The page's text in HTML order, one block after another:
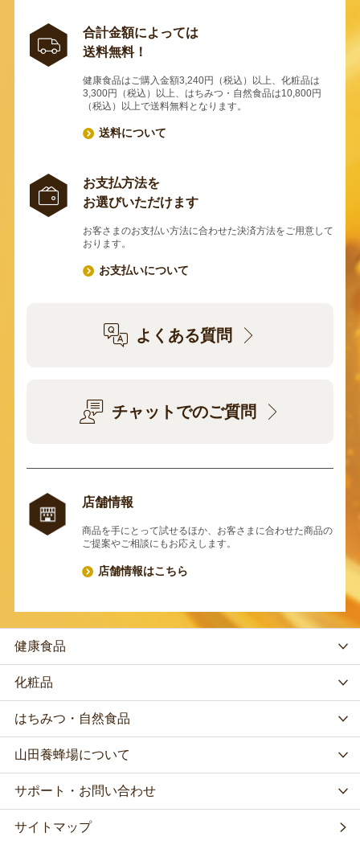
合計金額によっては
送料無料！
健康食品はご購入金額3,240円（税込）以上、化粧品は
3,300円（税込）以上、はちみつ・自然食品は10,800円
（税込）以上で送料無料となります。
送料について
お支払方法を
お選びいただけます
お客さまのお支払い方法に合わせた決済方法をご用意して
おります。
お支払いについて
よくある質問
チャットでのご質問
店舗情報
商品を手にとって試せるほか、お客さまに合わせた商品の
ご提案やご相談にもお応えします。
店舗情報はこちら
健康食品
化粧品
はちみつ・自然食品
山田養蜂場について
サポート・お問い合わせ
サイトマップ